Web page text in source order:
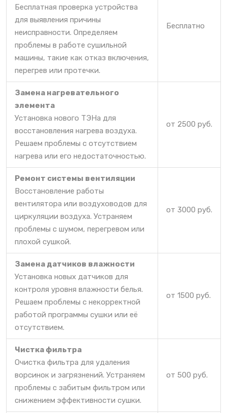
Бесплатная проверка устройства
для выявления причины
неисправности. Определяем
проблемы в работе сушильной
машины, такие как отказ включения,
перегрев или протечки.
Бесплатно
Замена нагревательного
элемента
Установка нового ТЭНа для
восстановления нагрева воздуха.
Решаем проблемы с отсутствием
нагрева или его недостаточностью.
от 2500 руб.
Ремонт системы вентиляции
Восстановление работы
вентилятора или воздуховодов для
циркуляции воздуха. Устраняем
проблемы с шумом, перегревом или
плохой сушкой.
от 3000 руб.
Замена датчиков влажности
Установка новых датчиков для
контроля уровня влажности белья.
Решаем проблемы с некорректной
работой программы сушки или её
отсутствием.
от 1500 руб.
Чистка фильтра
Очистка фильтра для удаления
ворсинок и загрязнений. Устраняем
проблемы с забитым фильтром или
снижением эффективности сушки.
от 500 руб.